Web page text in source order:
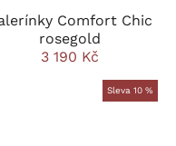
Comfort Chic
rosegold
3 190 Kč
Sleva 10 %